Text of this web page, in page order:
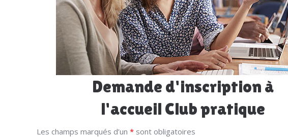
Demande d'inscription à
l'accueil Club pratique
Les champs marqués d’un * sont obligatoires